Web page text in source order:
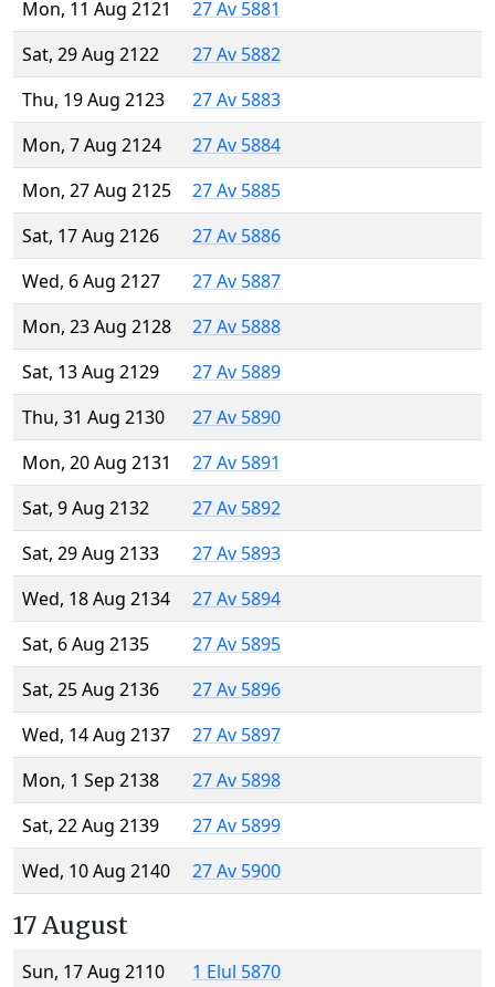
Mon, 11 Aug 2121
27 Av 5881
Sat, 29 Aug 2122
27 Av 5882
Thu, 19 Aug 2123
27 Av 5883
Mon, 7 Aug 2124
27 Av 5884
Mon, 27 Aug 2125
27 Av 5885
Sat, 17 Aug 2126
27 Av 5886
Wed, 6 Aug 2127
27 Av 5887
Mon, 23 Aug 2128
27 Av 5888
Sat, 13 Aug 2129
27 Av 5889
Thu, 31 Aug 2130
27 Av 5890
Mon, 20 Aug 2131
27 Av 5891
Sat, 9 Aug 2132
27 Av 5892
Sat, 29 Aug 2133
27 Av 5893
Wed, 18 Aug 2134
27 Av 5894
Sat, 6 Aug 2135
27 Av 5895
Sat, 25 Aug 2136
27 Av 5896
Wed, 14 Aug 2137
27 Av 5897
Mon, 1 Sep 2138
27 Av 5898
Sat, 22 Aug 2139
27 Av 5899
Wed, 10 Aug 2140
27 Av 5900
17 August
Sun, 17 Aug 2110
1 Elul 5870